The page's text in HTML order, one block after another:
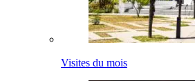
Visites du mois